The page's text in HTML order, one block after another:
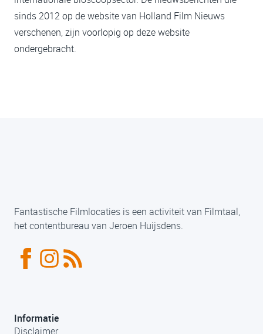
sinds 2012 op de website van Holland Film Nieuws
verschenen, zijn voorlopig op deze website
ondergebracht.
Fantastische Filmlocaties is een activiteit van Filmtaal,
het contentbureau van Jeroen Huijsdens.
Informatie
Disclaimer